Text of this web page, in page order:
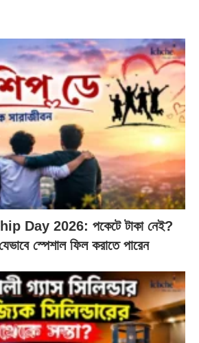
Day 2026: পকেটে টাকা নেই?
স্পেশাল ফিল করাতে পারেন